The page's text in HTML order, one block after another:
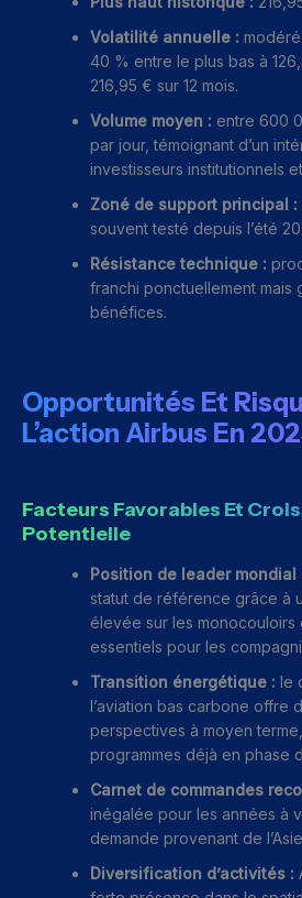
Volatilité annuelle :
40 % entre le plus bas à
216,95 € sur 12 mois.
Volume moyen : entre 600
par jour, témoignant d’un
investisseurs institutionnels
Zoné de support principal :
souvent testé depuis l’été
Résistance technique :
franchi ponctuellement mais
bénéfices.
Opportunités Et
L’action Airbus En
Facteurs Favorables Et
Potentielle
Position de leader mondial
statut de référence grâce à
élevée sur les monocouloirs
essentiels pour les
Transition énergétique : le
l’aviation bas carbone offre
perspectives à moyen
programmes déjà en phase
Carnet de commandes
inégalée pour les années à
demande provenant de
Diversification d’activités :